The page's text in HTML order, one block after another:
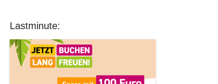
Lastminute: